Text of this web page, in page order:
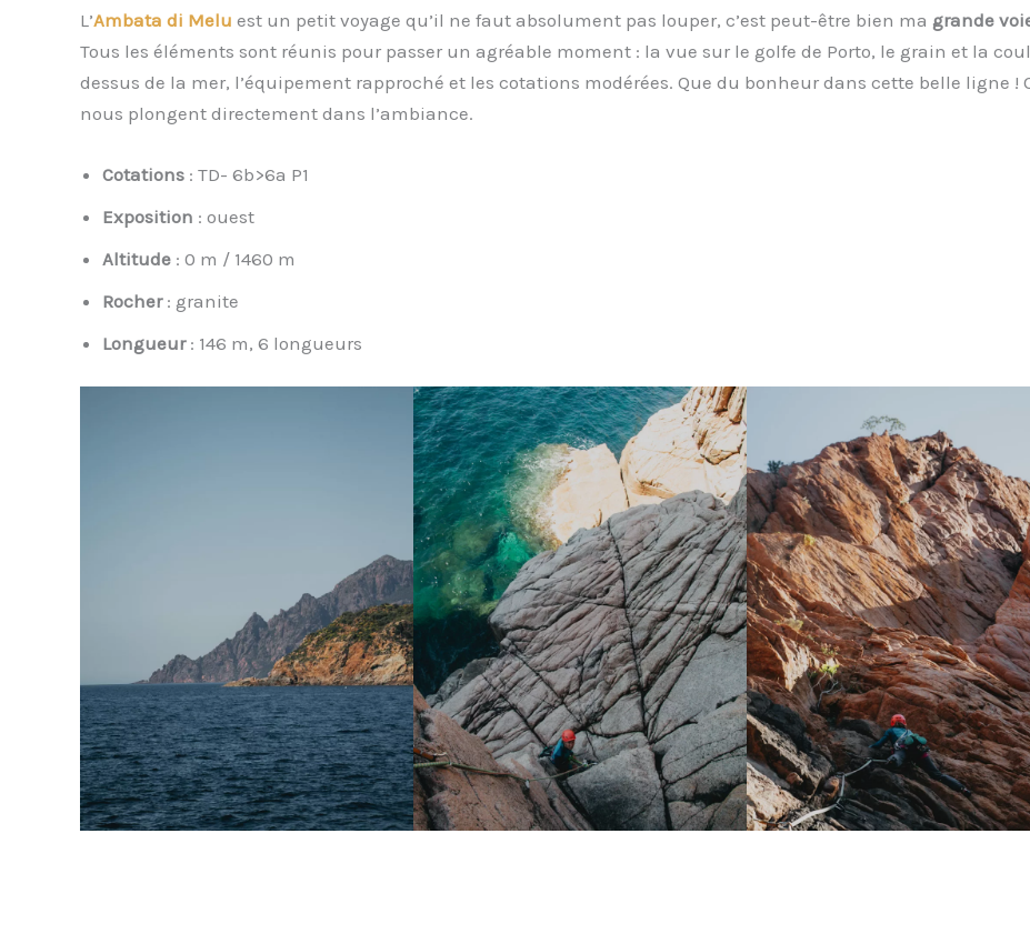
L’Ambata di Melu est un petit voyage qu’il ne faut absolument pas louper, c’est peut-être bien ma grande
Tous les éléments sont réunis pour passer un agréable moment : la vue sur le golfe de Porto, le grain et la
dessus de la mer, l’équipement rapproché et les cotations modérées. Que du bonheur dans cette belle ligne !
nous plongent directement dans l’ambiance.
Cotations : TD- 6b>6a P1
Exposition : ouest
Altitude : 0 m / 1460 m
Rocher : granite
Longueur : 146 m, 6 longueurs